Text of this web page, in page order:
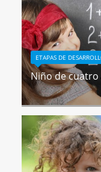
ETAPAS DE
Niño de cuatro